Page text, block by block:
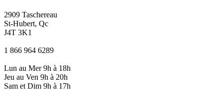
2909 Taschereau
St-Hubert, Qc
J4T 3K1
1 866 964 6289
Lun au Mer 9h à 18h
Jeu au Ven 9h à 20h
Sam et Dim 9h à 17h